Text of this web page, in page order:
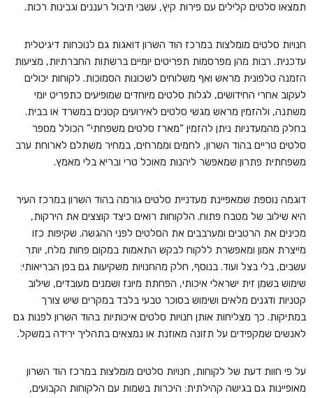
תמצאו סלטים קלילים עם פירות קיץ, עשבי תיבול רעננים וגבינות רכות.
חנויות סלטים מומלצות במרכז הוד השרון דואגות גם לנוכחות דיגיטלית
עדכנית. רבות מהן מפרסמות תפריטים יומיים ברשתות החברתיות, מציעות
הזמנה טלפונית מראש ואף משלוחים לשכונות הסמוכות. לקוחות יכולים
לעקוב אחרי החידושים, לגלות סלטים מיוחדים שמופיעים כתפריט יומי
משתנה, ולהזמין מראש מגשי סלטים לאירועים קטנים במשרד או בבית.
בחלק מהמעדניות ניתן להזמין “מארז סלטים משפחתי” הכולל מספר
סלטים טריים בהוד השרון, לחמים וממרחים, במחיר משתלם לארוחת ערב
משפחתית פתרון שמאפשר ליהנות מאוכל טרי ובריא בלי מאמץ.
דוגמה נוספת שמאפיינת מעדניית סלטים גורמה בהוד השרון במרכז העיר
היא שילוב של מטבח פתוח. הלקוחות רואים כיצד קוצצים את הירקות,
מכינים את הרטבים ומערבבים את הסלטים לפני ההגשה. שקיפות כזו
מייצרת אמון ומאפשרת ללקוח לבקש התאמות במקום פחות מלח, יותר
עשבים, בלי בצל ועוד. בנוסף, חלק מהחנויות משקיעות גם בפן הבריאותי:
שימוש בשמן זית ישראלי איכותי, הפחתת מיונז ושמנים מעובדים, שילוב
קטניות ודגנים מלאים ושימוש בסוכר טבעי בלבד במקרים שיש צורך
במתיקות. כך מצליחות אותן חנויות סלטים איכותיות בהוד השרון לפנות גם
לאנשים שמקפידים על תזונה מאוזנת או נמצאים בתהליך ירידה במשקל.
על פי חוות דעת של לקוחות, חנויות סלטים מומלצות במרכז הוד השרון
מאופיינות גם בגישה קהילתית: היכרות בשמות עם הלקוחות הקבועים,